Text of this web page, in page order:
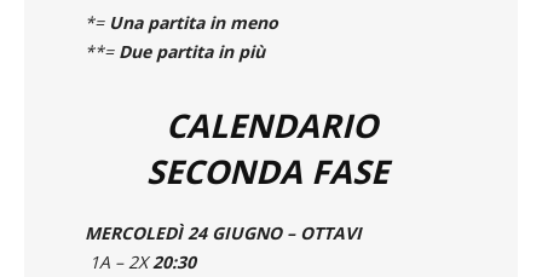
*= Una partita in meno
**= Due partita in più
CALENDARIO
SECONDA FASE
MERCOLEDÌ 24 GIUGNO – OTTAVI
1A – 2X20:30